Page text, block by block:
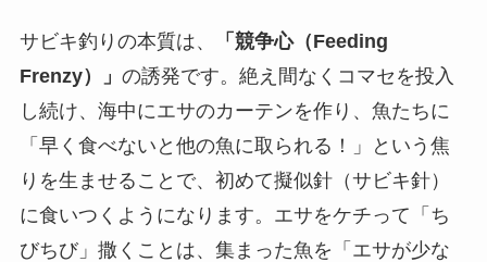
サビキ釣りの本質は、
「競争心（Feeding
Frenzy）」 の誘発です。絶え間なくコマセを投入
し続け、海中にエサのカーテンを作り、魚たちに
「早く食べないと他の魚に取られる！」という焦
りを生ませることで、初めて擬似針（サビキ針）
に食いつくようになります。 エサをケチって「ち
びちび」撒くことは、集まった魚を「エサが少な